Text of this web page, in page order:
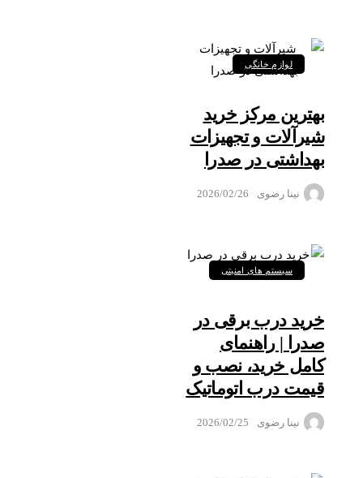
لوازم خانگی
بهترین مرکز خرید
شیرآلات و تجهیزات
بهداشتی در صدرا
نینا رضوی 2026/02/26
سیستم های امنیتی
خرید درب برقی در
صدرا | راهنمای
کامل خرید، نصب و
قیمت درب اتوماتیک
نینا رضوی 2026/02/25